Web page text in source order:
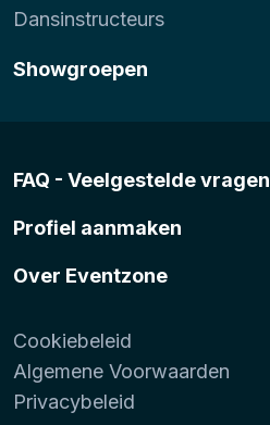
Dansinstructeurs
Showgroepen
FAQ - Veelgestelde vragen
Profiel aanmaken
Over Eventzone
Cookiebeleid
Algemene Voorwaarden
Privacybeleid